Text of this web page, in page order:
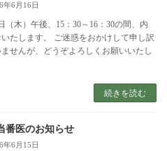
年6月16日
（木）午後、15：30～16：30の間、内
たします。 ご迷惑をおかけして申し訳
せんが、どうぞよろしくお願いいたし
続きを読む
番医のお知らせ
年6月15日